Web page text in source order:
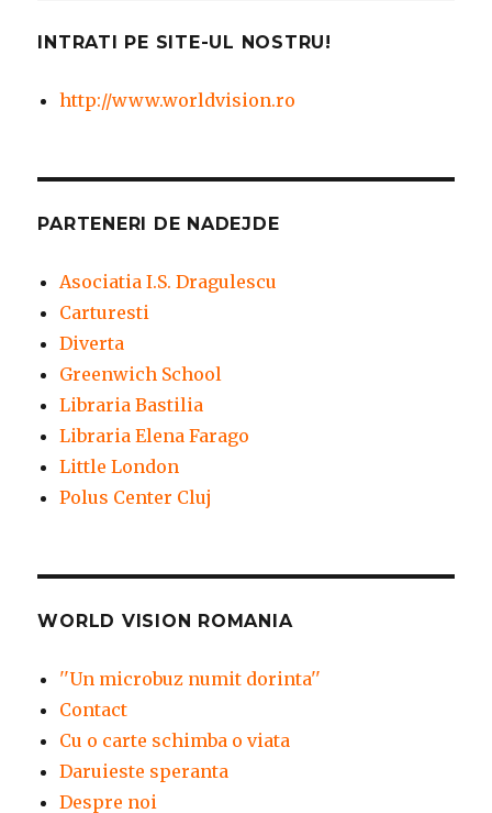
INTRATI PE SITE-UL NOSTRU!
http://www.worldvision.ro
PARTENERI DE NADEJDE
Asociatia I.S. Dragulescu
Carturesti
Diverta
Greenwich School
Libraria Bastilia
Libraria Elena Farago
Little London
Polus Center Cluj
WORLD VISION ROMANIA
''Un microbuz numit dorinta''
Contact
Cu o carte schimba o viata
Daruieste speranta
Despre noi